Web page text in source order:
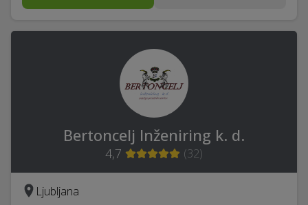
Bertoncelj Inženiring k. d.
4,7 (32)
Ljubljana